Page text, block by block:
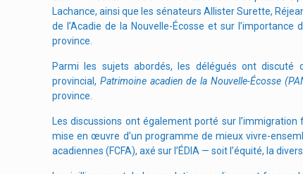
Lachance, ainsi que les sénateurs Allister Surette,
de l’Acadie de la Nouvelle-Écosse et sur
province.
Parmi les sujets abordés, les délégués ont
provincial, Patrimoine acadien de la Nouvelle-Écosse
province.
Les discussions ont également porté sur
mise en œuvre d’un programme de mieux vivre-
acadiennes (FCFA), axé sur l’ÉDIA — soit l’équité, la